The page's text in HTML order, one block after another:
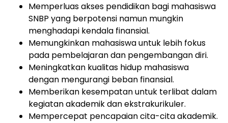
Memperluas akses pendidikan bagi mahasiswa
SNBP yang berpotensi namun mungkin
menghadapi kendala finansial.
Memungkinkan mahasiswa untuk lebih fokus
pada pembelajaran dan pengembangan diri.
Meningkatkan kualitas hidup mahasiswa
dengan mengurangi beban finansial.
Memberikan kesempatan untuk terlibat dalam
kegiatan akademik dan ekstrakurikuler.
Mempercepat pencapaian cita-cita akademik.